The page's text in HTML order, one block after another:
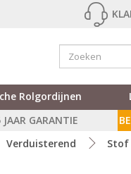
Rolgordijnen
JAAR GARANTIE
Verduisterend Stof